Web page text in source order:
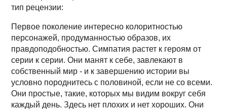
тип рецензии:
Первое поколение интересно колоритностью
персонажей, продуманностью образов, их
правдоподобностью. Симпатия растет к героям от
серии к серии. Они манят к себе, завлекают в
собственный мир - и к завершению истории вы
условно породнитесь с половиной, если не со всеми.
Они простые, такие, которых мы видим вокруг себя
каждый день. Здесь нет плохих и нет хороших. Они